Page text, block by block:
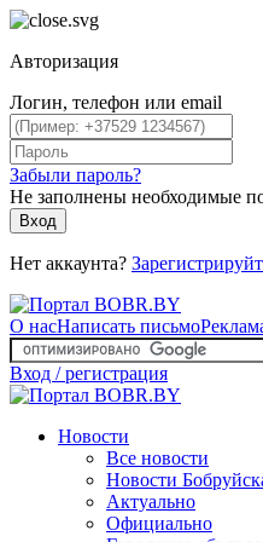
Авторизация
Логин, телефон или email
Забыли пароль?
Не заполнены необходимые
Вход
Нет аккаунта?
О насНаписать письмо
Вход / регистрация
Новости
Все новости
Новости
Актуально
Официально